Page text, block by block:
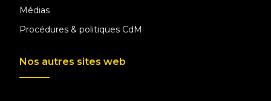
Médias
Procédures & politiques CdM
Nos autres sites web